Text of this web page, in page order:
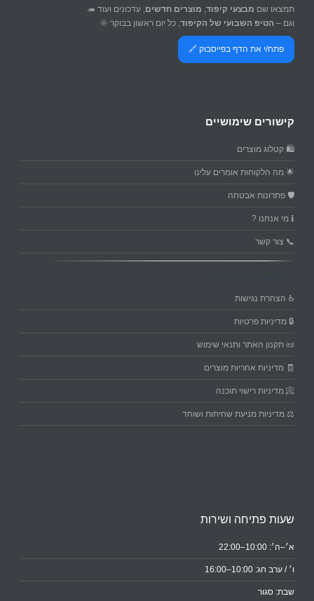
תמצאו שם מבצעי קיפוד, מוצרים חדשים, עדכונים ועוד 🦔
וגם – הטיפ השבועי של הקיפוד, כל יום ראשון בבוקר 🌞
פתח/י את הדף בפייסבוק 🔗
קישורים שימושיים
🛍️ קטלוג מוצרים
🌟 מה הלקוחות אומרים עלינו
🛡️ פתרונות אבטחה
ℹ️ מי אנחנו ?
📞 צור קשר
♿ הצהרת נגישות
🔒 מדיניות פרטיות
📜 תקנון האתר ותנאי שימוש
🧾 מדיניות אחריות מוצרים
📀 מדיניות רישוי תוכנה
⚖️ מדיניות מניעת שחיתות ושוחד
שעות פתיחה ושירות
א׳–ה׳: 10:00–22:00
ו׳ / ערב חג: 10:00–16:00
שבת: סגור